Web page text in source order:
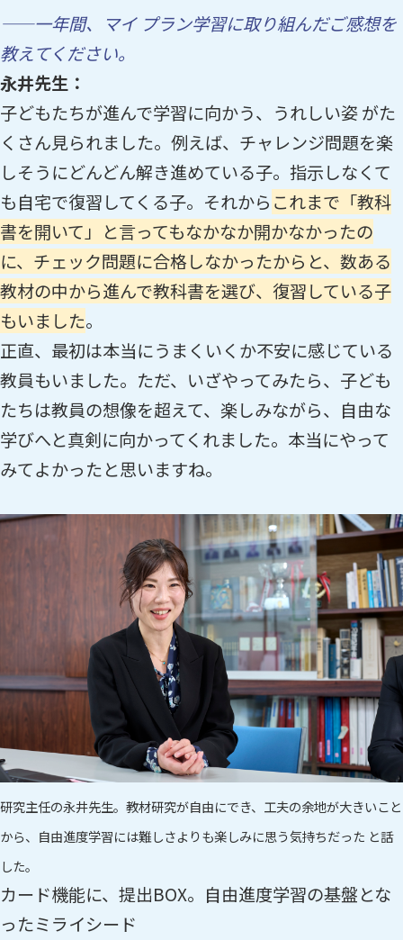
——一年間、マイ プラン学習に取り組んだご感想を
教えてください。
永井先生：
子どもたちが進んで学習に向かう、うれしい姿 がた
くさん見られました。例えば、チャレンジ問題を楽
しそうにどんどん解き進めている子。指示しなくて
も自宅で復習してくる子。それから これまで「教科
書を開いて」と言ってもなかなか開かなかったの
に、チェック問題に合格しなかったからと、数ある
教材の中から進んで教科書を選び、復習している子
もいました。
正直、最初は本当にうまくいくか不安に感じている
教員もいました。ただ、いざやってみたら、子ども
たちは教員の想像を超えて、楽しみながら、自由な
学びへと真剣に向かってくれました。本当にやって
みてよかったと思いますね。
研究主任の永井先生。教材研究が自由にでき、工夫の余地が大きいこと
から、自由進度学習には難しさよりも楽しみに思う気持ちだった と話
した。
カード機能に、提出BOX。自由進度学習の基盤とな
ったミライシード